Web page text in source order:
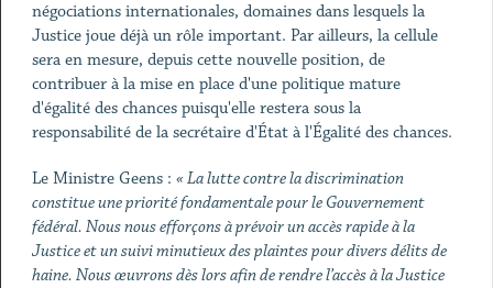
négociations internationales, domaines dans lesquels la
Justice joue déjà un rôle important. Par ailleurs, la cellule
sera en mesure, depuis cette nouvelle position, de
contribuer à la mise en place d'une politique mature
d'égalité des chances puisqu'elle restera sous la
responsabilité de la secrétaire d'État à l'Égalité des chances.
Le Ministre Geens : « La lutte contre la discrimination
constitue une priorité fondamentale pour le Gouvernement
fédéral. Nous nous efforçons à prévoir un accès rapide à la
Justice et un suivi minutieux des plaintes pour divers délits de
haine. Nous œuvrons dès lors afin de rendre l’accès à la Justice